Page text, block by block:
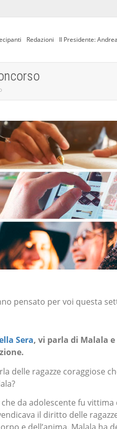
Redazioni Il Presidente:
pensato per voi questa
Sera, vi parla di Malala
delle ragazze coraggiose
da adolescente fu
il diritto delle